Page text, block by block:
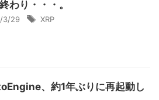
わり・・・。
3/29 XRP
、約1年ぶりに再起動し